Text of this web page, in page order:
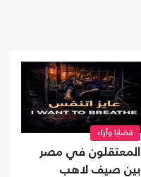
قضايا وآراء
المعتقلون في مصر
بين صيف لاهب